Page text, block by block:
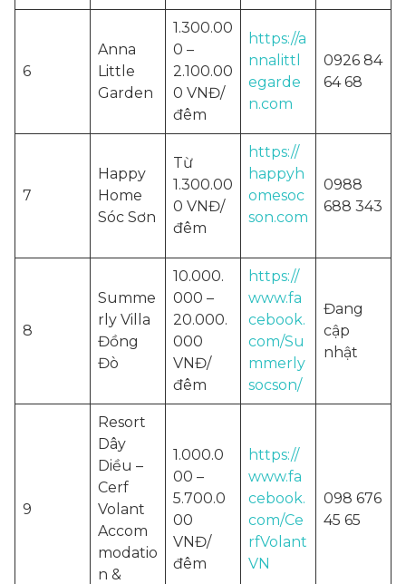
6
Anna
Little
Garden
1.300.00
0 –
2.100.00
0 VNĐ/
đêm
https://a
nnalittl
egarde
n.com
0926 84
64 68
7
Happy
Home
Sóc Sơn
Từ
1.300.00
0 VNĐ/
đêm
https://
happyh
omesoc
son.com
0988
688 343
8
Summe
rly Villa
Đồng
Đò
10.000.
000 –
20.000.
000
VNĐ/
đêm
https://
www.fa
cebook.
com/Su
mmerly
socson/
Đang
cập
nhật
9
Resort
Dây
Diều –
Cerf
Volant
Accom
modatio
n &
1.000.0
00 –
5.700.0
00
VNĐ/
đêm
https://
www.fa
cebook.
com/Ce
rfVolant
VN
098 676
45 65